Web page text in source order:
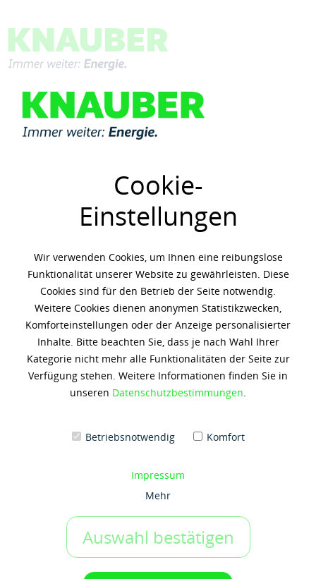
Cookie-
Einstellungen
Wir verwenden Cookies, um Ihnen eine reibungslose
Funktionalität unserer Website zu gewährleisten. Diese
Cookies sind für den Betrieb der Seite notwendig.
Weitere Cookies dienen anonymen Statistikzwecken,
Komforteinstellungen oder der Anzeige personalisierter
Inhalte. Bitte beachten Sie, dass je nach Wahl Ihrer
Kategorie nicht mehr alle Funktionalitäten der Seite zur
Verfügung stehen. Weitere Informationen finden Sie in
unseren Datenschutzbestimmungen.
Betriebsnotwendig Komfort
Impressum
Mehr
Auswahl bestätigen
Menü
Übersicht Metallbearbeitungsöle
MOBILMET 424
1.275,46 € * (6,13 € / 1 Liter)
Inhalt: 208 Liter
x3473
IN DEN WARENKORB